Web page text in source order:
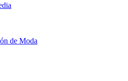
de Moda